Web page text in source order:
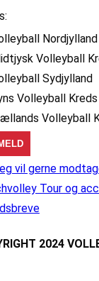
Nordjylland
Volleyball
Sydjylland
Volleyball Kreds
Volleyball
vil gerne
Tour og
2024